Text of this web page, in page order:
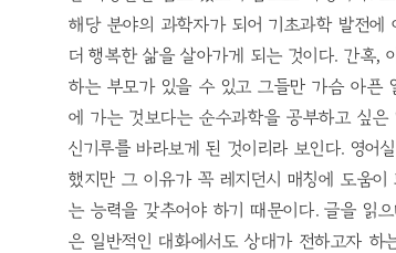
해당 분야의 과학자가 되어 기초과학 발전
더 행복한 삶을 살아가게 되는 것이다. 간혹,
하는 부모가 있을 수 있고 그들만 가슴 아픈
에 가는 것보다는 순수과학을 공부하고 싶
신기루를 바라보게 된 것이리라 보인다. 영어
했지만 그 이유가 꼭 레지던시 매칭에 도움
는 능력을 갖추어야 하기 때문이다. 글을 읽
은 일반적인 대화에서도 상대가 전하고자 하